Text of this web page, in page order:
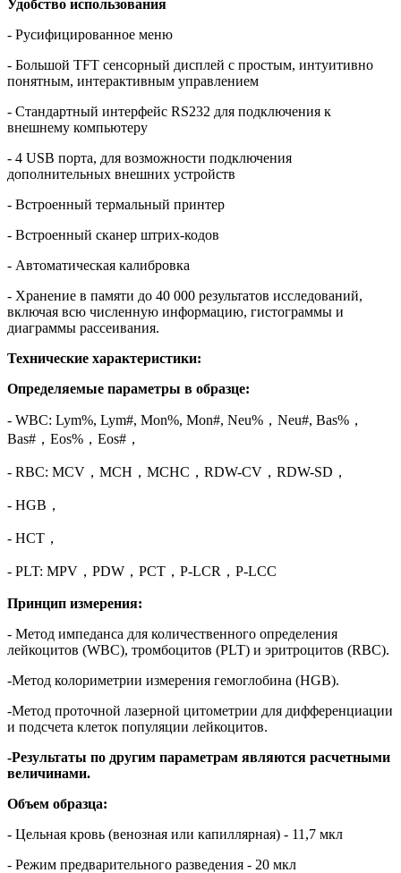
Удобство использования
- Русифицированное меню
- Большой TFT сенсорный дисплей с простым, интуитивно
понятным, интерактивным управлением
- Стандартный интерфейс RS232 для подключения к
внешнему компьютеру
- 4 USB порта, для возможности подключения
дополнительных внешних устройств
- Встроенный термальный принтер
- Встроенный сканер штрих-кодов
- Автоматическая калибровка
- Хранение в памяти до 40 000 результатов исследований,
включая всю численную информацию, гистограммы и
диаграммы рассеивания.
Технические характеристики:
Определяемые параметры в образце:
- WBC: Lym%, Lym#, Mon%, Mon#, Neu%，Neu#, Bas%，
Bas#，Eos%，Eos#，
- RBC: MCV，MCH，MCHC，RDW-CV，RDW-SD，
- HGB，
- HCT，
- PLT: MPV，PDW，PCT，P-LCR，P-LCC
Принцип измерения:
- Метод импеданса для количественного определения
лейкоцитов (WBC), тромбоцитов (PLT) и эритроцитов (RBC).
-Метод колориметрии измерения гемоглобина (HGB).
-Метод проточной лазерной цитометрии для дифференциации
и подсчета клеток популяции лейкоцитов.
-Результаты по другим параметрам являются расчетными
величинами.
Объем образца:
- Цельная кровь (венозная или капиллярная) - 11,7 мкл
- Режим предварительного разведения - 20 мкл